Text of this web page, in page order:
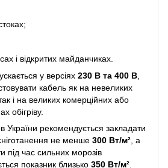
і відкритих майданчиках.
у версіях 230 В та 400 В
кабель як на невеликих
і на великих комерційних або
обігріву.
України рекомендується закладати
не менше 300 Вт/м² , а
під час сильних морозів
показник близько 350 Вт/м²